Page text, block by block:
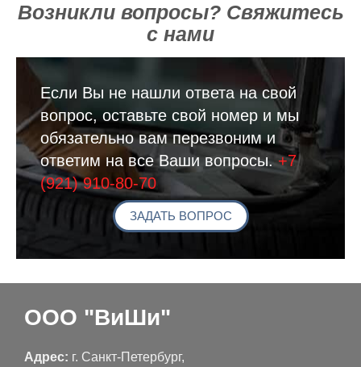
Возникли вопросы? Свяжитесь
с нами
Если Вы не нашли ответа на свой
вопрос, оставьте свой номер и мы
обязательно вам перезвоним и
ответим на все Ваши вопросы.+7
(921) 910-80-70
ЗАДАТЬ ВОПРОС
ООО "ВиШи"
Адрес: г. Санкт-Петербург,